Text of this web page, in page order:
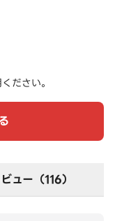
ださい。
ュー（116）